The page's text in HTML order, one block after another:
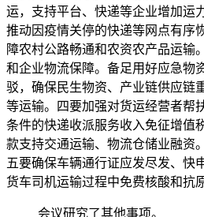
运，支持平台、快递等企业增加运
推动因疫情关停的快递等网点有序
障农村公路畅通和农资农产品运输
和企业物流保障。备足用好应急物
驳，确保民生物资、产业链供应链
等运输。四要加强对货运经营者帮
条件的快递收派服务收入免征增值
款支持交通运输、物流仓储业融资
五要确保车辆通行证应发尽发、快
货车司机运输过程中免费核酸和抗
会议研究了其他事项。